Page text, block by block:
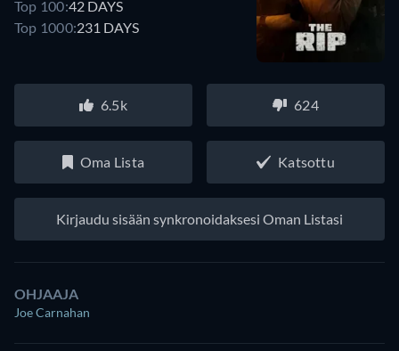
Top 100:42 DAYS
Top 1000:231 DAYS
6.5k 624
Oma Lista Katsottu
Kirjaudu sisään synkronoidaksesi Oman Listasi
OHJAAJA
Joe Carnahan